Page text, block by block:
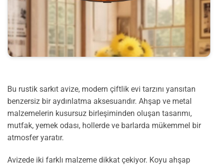
Bu rustik sarkıt avize, modern çiftlik evi tarzını yansıtan
benzersiz bir aydınlatma aksesuarıdır. Ahşap ve metal
malzemelerin kusursuz birleşiminden oluşan tasarımı,
mutfak, yemek odası, hollerde ve barlarda mükemmel bir
atmosfer yaratır.
Avizede iki farklı malzeme dikkat çekiyor. Koyu ahşap